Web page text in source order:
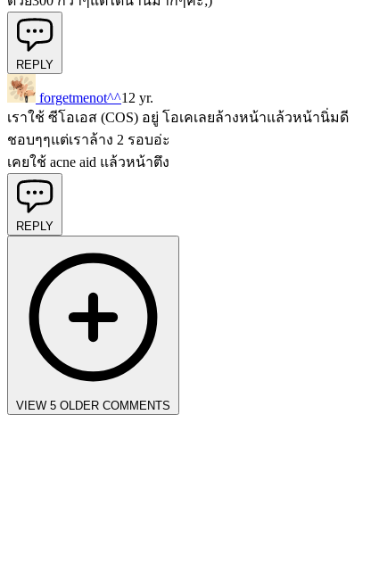
REPLY
forgetmenot^^12 yr.
เราใช้ ซีโอเอส (COS) อยู่ โอเคเลยล้างหน้าแล้วหน้านิ่มดี
ชอบๆๆแต่เราล้าง 2 รอบอ่ะ
เคยใช้ acne aid แล้วหน้าตึง
REPLY
VIEW 5 OLDER COMMENTS